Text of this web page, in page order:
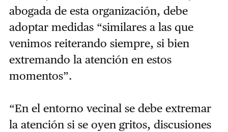
abogada de esta organización, debe
adoptar medidas “similares a las que
venimos reiterando siempre, si bien
extremando la atención en estos
momentos”.
“En el entorno vecinal se debe extremar
la atención si se oyen gritos, discusiones